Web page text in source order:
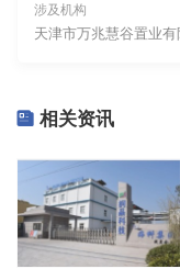
涉及机构
天津市万兆慧谷置业有
相关资讯